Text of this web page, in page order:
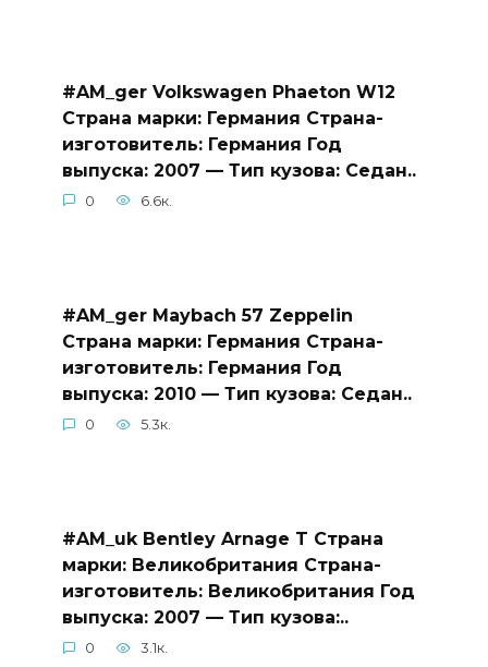
#AM_ger Volkswagen Phaeton W12
Страна марки: Германия Страна-
изготовитель: Германия Год
выпуска: 2007 — Тип кузова: Седан..
0 6.6к.
#AM_ger Maybach 57 Zeppelin
Страна марки: Германия Страна-
изготовитель: Германия Год
выпуска: 2010 — Тип кузова: Седан..
0 5.3к.
#AM_uk Bentley Arnage T Страна
марки: Великобритания Страна-
изготовитель: Великобритания Год
выпуска: 2007 — Тип кузова:..
0 3.1к.